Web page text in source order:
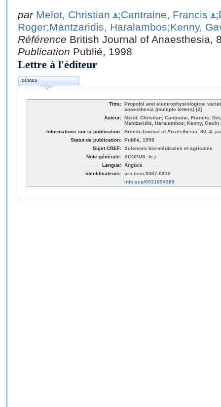
par Melot, Christian ;Cantraine, Francis
Roger;Mantzaridis, Haralambos;Kenny,
Référence British Journal of Anaesthesia,
Publication Publié, 1998
Lettre à l'éditeur
DÉTAILS
Titre: Propofol and electrophysiological
anaesthesia (multiple letters) [3]
Auteur: Melot, Christian; Cantraine, Francis;
Mantzaridis, Haralambos; Kenny, Gavin
Informations sur la publication: British Journal of Anaesthesia, 80, 4,
Statut de publication: Publié, 1998
Sujet CREF: Sciences bio-médicales et agricoles
Note générale: SCOPUS: le.j
Langue: Anglais
Identificateurs: urn:issn:0007-0912
info:scp/0031894385